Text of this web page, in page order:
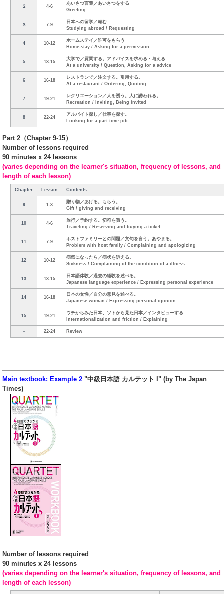
２ 4-6
あいさつ言葉／あいさつをする
Greeting
３ 7-9
日本への留学／頼む
Studying abroad / Requesting
4 10-12
ホームステイ／許可をもらう
Home-stay / Asking for a permission
5 13-15
大学で／質問する。アドバイスを求める・与える
At a university / Question, Asking for a advice
6 16-18
レストランで／注文する。引用する。
At a restaurant / Ordering, Quoting
7 19-21
レクリエーション／人を誘う。人に誘われる。
Recreation / Inviting, Being invited
8 22-24
アルバイト探し／仕事を探す。
Looking for a part time job
Part 2（Chapter 9-15）
Number of lessons required
90 minutes x 24 lessons
(varies depending on the learner's situation, frequency of lessons, and
length of each lesson)
Chapter Lesson Contents
9 1-3
贈り物／あげる。もらう。
Gift / giving and receiving
10 4-6
旅行／予約する。切符を買う。
Traveling / Reserving and buying a ticket
11 7-9
ホストファミリーとの問題／文句を言う。あやまる。
Problem with host family / Complaining and apologizing
12 10-12
病気になったら／病状を訴える。
Sickness / Complaining of the condition of a illness
13 13-15
日本語体験／過去の経験を述べる。
Japanese language experience / Expressing personal experience
14 16-18
日本の女性／自分の意見を述べる。
Japanese woman / Expressing personal opinion
15 19-21
ウチからみた日本、ソトから見た日本／インタビューする
Internationalization and friction / Explaining
- 22-24 Review
Main textbook: Example 2 "中級日本語 カルテット I" (by The Japan
Times)
Number of lessons required
90 minutes x 24 lessons
(varies depending on the learner's situation, frequency of lessons, and
length of each lesson)